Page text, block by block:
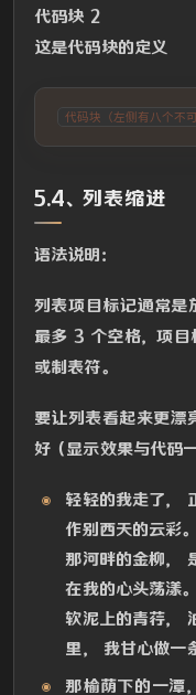
代码块 2
这是代码块的定义
代码块（左侧有八个不
5.4、列表缩进
语法说明：
列表项目标记通常是
最多 3 个空格，项目
或制表符。
要让列表看起来更漂
好（显示效果与代码一
轻轻的我走了，
作别西天的云彩。
那河畔的金柳，
在我的心头荡漾。
软泥上的青荇，
里， 我甘心做一
那榆荫下的一潭